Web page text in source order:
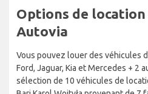
Options de
Autovia
Vous pouvez louer des véhicules
Ford, Jaguar, Kia et Mercedes + 2
sélection de 10 véhicules de